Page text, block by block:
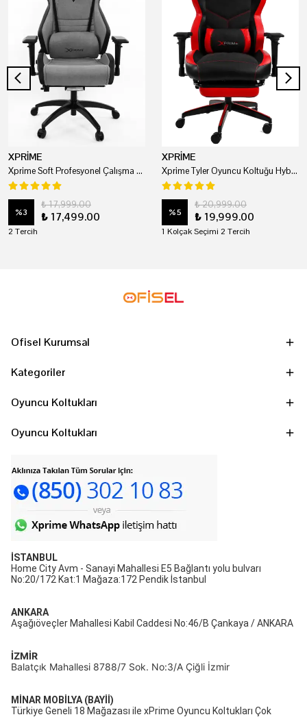
XPRİME
Xprime Soft Profesyonel Çalışma Ve Oyuncu Koltuğu
%3
₺ 17,999.00
₺ 17,499.00
2 Tercih
XPRİME
Xprime Tyler Oyuncu Koltuğu Hybrid Kumaş Kırmızı
%5
₺ 20,999.00
₺ 19,999.00
1 Kolçak Seçimi 2 Tercih
Ofisel Kurumsal
Kategoriler
Oyuncu Koltukları
Oyuncu Koltukları
İSTANBUL
Home City Avm - Sanayi Mahallesi E5 Bağlantı yolu bulvarı
No:20/172 Kat:1 Mağaza:172 Pendik İstanbul
ANKARA
Aşağıöveçler Mahallesi Kabil Caddesi No:46/B Çankaya / ANKARA
İZMİR
Balatçık Mahallesi 8788/7 Sok. No:3/A Çiğli İzmir
MİNAR MOBİLYA (BAYİİ)
Türkiye Geneli 18 Mağazası ile xPrime Oyuncu Koltukları Çok